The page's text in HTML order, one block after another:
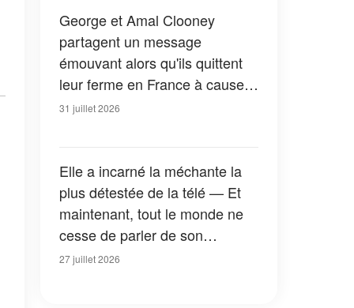
George et Amal Clooney
partagent un message
émouvant alors qu'ils quittent
leur ferme en France à cause
des feux de forêt — Tous les
31 juillet 2026
Elle a incarné la méchante la
plus détestée de la télé — Et
maintenant, tout le monde ne
cesse de parler de son
apparition dans la nouvelle
27 juillet 2026